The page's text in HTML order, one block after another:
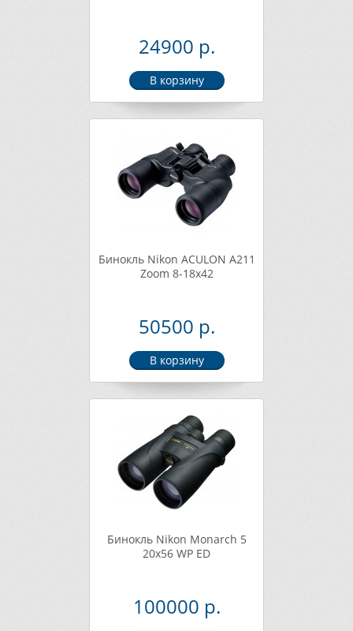
24900 р.
Бинокль Nikon ACULON A211
Zoom 8-18x42
50500 р.
Бинокль Nikon Monarch 5
20x56 WP ED
100000 р.